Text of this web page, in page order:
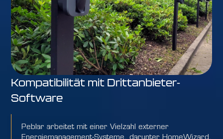
Kompatibilität mit Drittanbieter-
Software
Peblar arbeitet mit einer Vielzahl externer